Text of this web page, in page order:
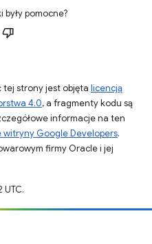
były pomocne?
tej strony jest objęta licencją
4.0, a fragmenty kodu są
informacje na ten
witryny Google Developers.
firmy Oracle i jej